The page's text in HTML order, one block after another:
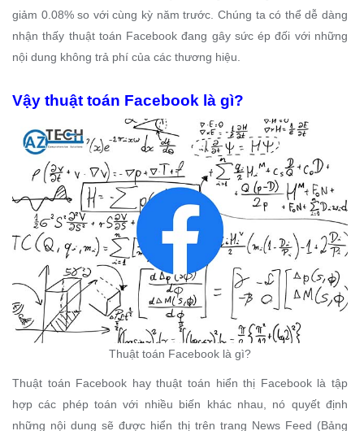
giảm 0.08% so với cùng kỳ năm trước. Chúng ta có thể dễ dàng
nhận thấy thuật toán Facebook đang gây sức ép đối với những
nội dung không trả phí của các thương hiệu.
Vậy thuật toán Facebook là gì?
Thuật toán Facebook là gì?
Thuật toán Facebook hay thuật toán hiển thị Facebook là tập
hợp các phép toán với nhiều biến khác nhau, nó quyết định
những nội dung sẽ được hiển thị trên trang News Feed (Bảng